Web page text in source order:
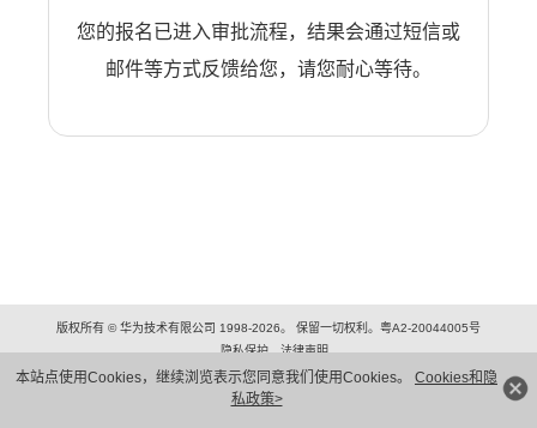
本站点使用Cookies，继续浏览表示您同意我们使用Cookies。 Cookies和隐
私政策>
您的报名已进入审批流程，结果会通过短信或
邮件等方式反馈给您，请您耐心等待。
版权所有 © 华为技术有限公司 1998-2026。 保留一切权利。粤A2-20044005号
隐私保护
法律声明